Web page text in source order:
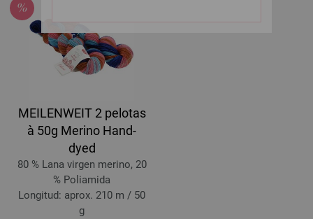
MEILENWEIT 2 pelotas
à 50g Merino Hand-
dyed
80 % Lana virgen merino, 20
% Poliamida
Longitud: aprox. 210 m / 50
g